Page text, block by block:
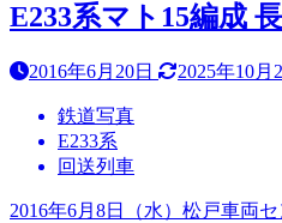
E233系マト15編成
2016年6月20日 2025年10月
鉄道写真
E233系
回送列車
2016年6月8日（水）松戸車両